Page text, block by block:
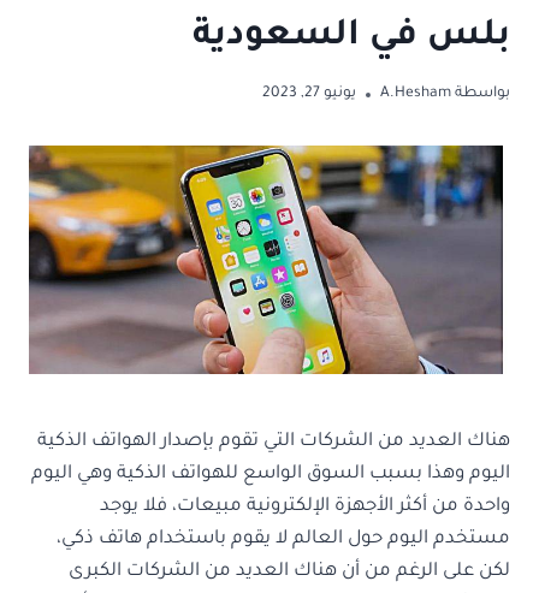
بلس في السعودية
بواسطة A.Hesham يونيو 27, 2023
هناك العديد من الشركات التي تقوم بإصدار الهواتف الذكية
اليوم وهذا بسبب السوق الواسع للهواتف الذكية وهي اليوم
واحدة من أكثر الأجهزة الإلكترونية مبيعات، فلا يوجد
مستخدم اليوم حول العالم لا يقوم باستخدام هاتف ذكي،
لكن على الرغم من أن هناك العديد من الشركات الكبرى